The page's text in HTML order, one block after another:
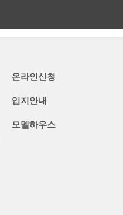
온라인신청
입지안내
모델하우스